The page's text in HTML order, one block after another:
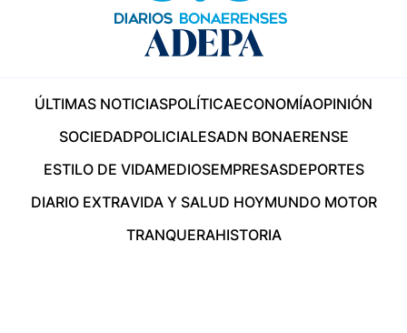
ÚLTIMAS NOTICIASPOLÍTICAECONOMÍAOPINIÓN
SOCIEDADPOLICIALESADN BONAERENSE
ESTILO DE VIDAMEDIOSEMPRESASDEPORTES
DIARIO EXTRAVIDA Y SALUD HOYMUNDO MOTOR
TRANQUERAHISTORIA